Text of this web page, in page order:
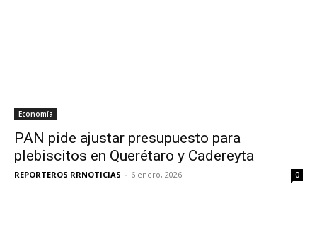
Economía
PAN pide ajustar presupuesto para
plebiscitos en Querétaro y Cadereyta
REPORTEROS RRNOTICIAS - 6 enero, 2026 0